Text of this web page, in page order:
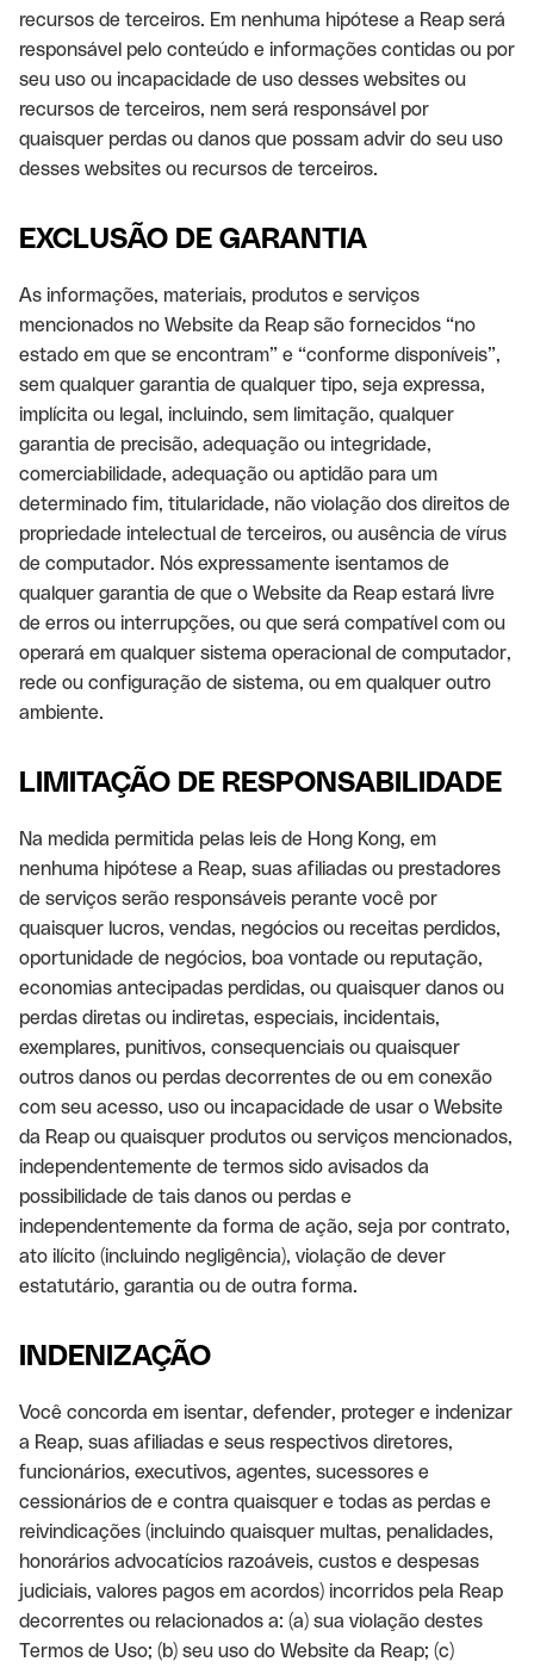
recursos de terceiros. Em nenhuma hipótese a Reap será
responsável pelo conteúdo e informações contidas ou por
seu uso ou incapacidade de uso desses websites ou
recursos de terceiros, nem será responsável por
quaisquer perdas ou danos que possam advir do seu uso
desses websites ou recursos de terceiros.
EXCLUSÃO DE GARANTIA
As informações, materiais, produtos e serviços
mencionados no Website da Reap são fornecidos “no
estado em que se encontram” e “conforme disponíveis”,
sem qualquer garantia de qualquer tipo, seja expressa,
implícita ou legal, incluindo, sem limitação, qualquer
garantia de precisão, adequação ou integridade,
comerciabilidade, adequação ou aptidão para um
determinado fim, titularidade, não violação dos direitos de
propriedade intelectual de terceiros, ou ausência de vírus
de computador. Nós expressamente isentamos de
qualquer garantia de que o Website da Reap estará livre
de erros ou interrupções, ou que será compatível com ou
operará em qualquer sistema operacional de computador,
rede ou configuração de sistema, ou em qualquer outro
ambiente.
LIMITAÇÃO DE RESPONSABILIDADE
Na medida permitida pelas leis de Hong Kong, em
nenhuma hipótese a Reap, suas afiliadas ou prestadores
de serviços serão responsáveis perante você por
quaisquer lucros, vendas, negócios ou receitas perdidos,
oportunidade de negócios, boa vontade ou reputação,
economias antecipadas perdidas, ou quaisquer danos ou
perdas diretas ou indiretas, especiais, incidentais,
exemplares, punitivos, consequenciais ou quaisquer
outros danos ou perdas decorrentes de ou em conexão
com seu acesso, uso ou incapacidade de usar o Website
da Reap ou quaisquer produtos ou serviços mencionados,
independentemente de termos sido avisados da
possibilidade de tais danos ou perdas e
independentemente da forma de ação, seja por contrato,
ato ilícito (incluindo negligência), violação de dever
estatutário, garantia ou de outra forma.
INDENIZAÇÃO
Você concorda em isentar, defender, proteger e indenizar
a Reap, suas afiliadas e seus respectivos diretores,
funcionários, executivos, agentes, sucessores e
cessionários de e contra quaisquer e todas as perdas e
reivindicações (incluindo quaisquer multas, penalidades,
honorários advocatícios razoáveis, custos e despesas
judiciais, valores pagos em acordos) incorridos pela Reap
decorrentes ou relacionados a: (a) sua violação destes
Termos de Uso; (b) seu uso do Website da Reap; (c)